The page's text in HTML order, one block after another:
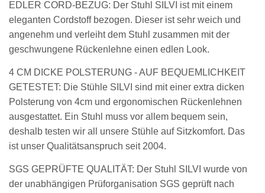
EDLER CORD-BEZUG: Der Stuhl SILVI ist mit einem
eleganten Cordstoff bezogen. Dieser ist sehr weich und
angenehm und verleiht dem Stuhl zusammen mit der
geschwungene Rückenlehne einen edlen Look.
4 CM DICKE POLSTERUNG - AUF BEQUEMLICHKEIT
GETESTET: Die Stühle SILVI sind mit einer extra dicken
Polsterung von 4cm und ergonomischen Rückenlehnen
ausgestattet. Ein Stuhl muss vor allem bequem sein,
deshalb testen wir all unsere Stühle auf Sitzkomfort. Das
ist unser Qualitätsanspruch seit 2004.
SGS GEPRÜFTE QUALITÄT: Der Stuhl SILVI wurde von
der unabhängigen Prüforganisation SGS geprüft nach